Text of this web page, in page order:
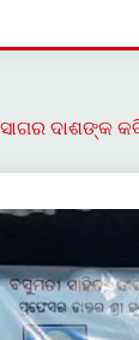
ଦାଶଙ୍କ